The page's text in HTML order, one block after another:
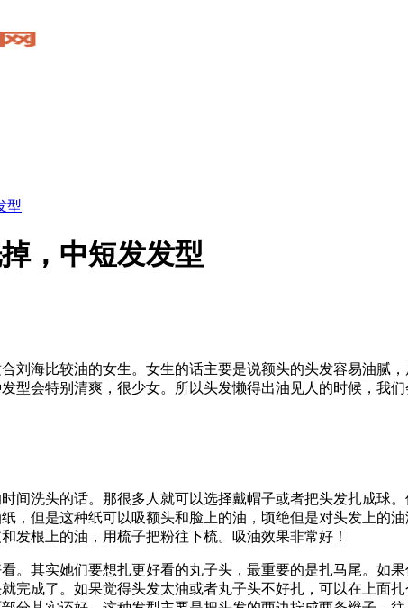
型
，中短发发型
刘海比较油的女生。女生的话主要是说额头的头发容易油
型会特别清爽，很少女。所以头发懒得出油见人的时候，我
间洗头的话。那很多人就可以选择戴帽子或者把头发扎成球
，但是这种纸可以吸额头和脸上的油，顷绝但是对头发上的
发根上的油，用梳子把粉往下梳。吸油效果非常好！
。其实她们要想扎更好看的丸子头，最重要的是扎马尾。如
完成了。如果觉得头发太油或者丸子头不好扎，可以在上